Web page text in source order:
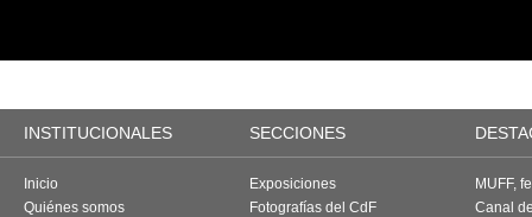
INSTITUCIONALES SECCIONES
Inicio
Quiénes somos
Exposiciones
Fotografías del CdF
MUFF,
Canal